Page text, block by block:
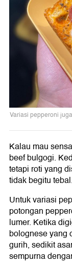
Variasi pepperoni
Kalau mau
beef bulgogi.
tetapi roti yang
tidak begitu tebal.
Untuk variasi
potongan
lumer. Ketika
bolognese yang
gurih, sedikit
sempurna